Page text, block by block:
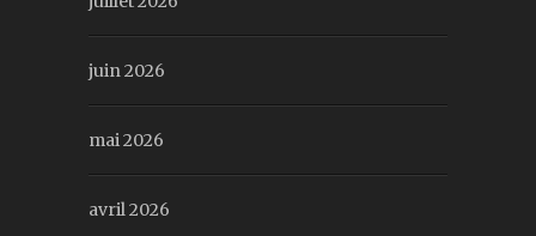
juin 2026
mai 2026
avril 2026